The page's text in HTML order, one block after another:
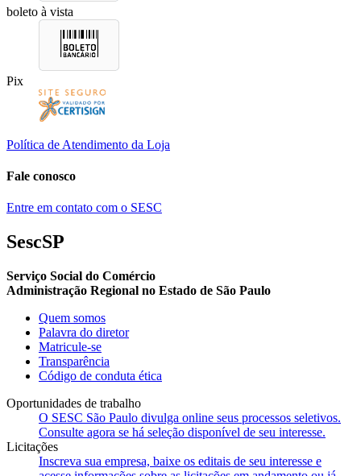
boleto à vista
Pix
Política de Atendimento da Loja
Fale conosco
Entre em contato com o SESC
SescSP
Serviço Social do Comércio
Administração Regional no Estado de São Paulo
Quem somos
Palavra do diretor
Matricule-se
Transparência
Código de conduta ética
Oportunidades de trabalho
O SESC São Paulo divulga online seus processos seletivos.
Consulte agora se há seleção disponível de seu interesse.
Licitações
Inscreva sua empresa, baixe os editais de seu interesse e